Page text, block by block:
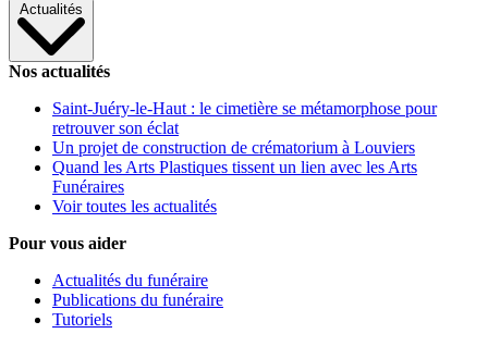
Actualités
Nos actualités
Saint-Juéry-le-Haut : le cimetière se métamorphose pour
retrouver son éclat
Un projet de construction de crématorium à Louviers
Quand les Arts Plastiques tissent un lien avec les Arts
Funéraires
Voir toutes les actualités
Pour vous aider
Actualités du funéraire
Publications du funéraire
Tutoriels